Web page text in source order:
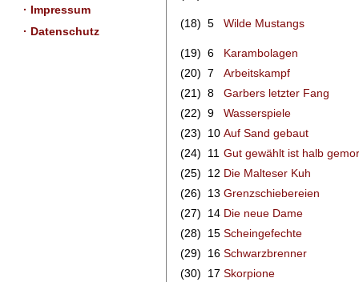
· Impressum
· Datenschutz
(18) 5 Wilde Mustangs
(19) 6
Karambolagen
(20) 7
Arbeitskampf
(21) 8
Garbers letzter Fang
(22) 9
Wasserspiele
(23)
10 Auf Sand gebaut
(24)
11 Gut gewählt ist halb
(25)
12 Die Malteser Kuh
(26)
13 Grenzschiebereien
(27)
14 Die neue Dame
(28)
15 Scheingefechte
(29)
16 Schwarzbrenner
(30)
17 Skorpione